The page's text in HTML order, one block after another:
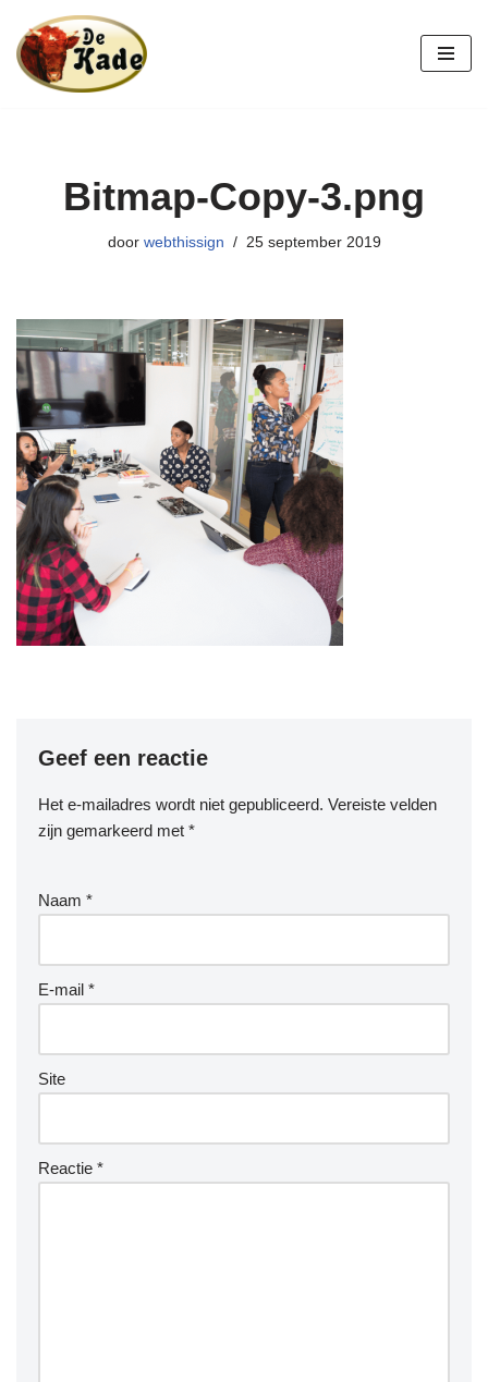
Ga
naar
Bitmap-Copy-3.png
door webthissign 25 september 2019
Geef een reactie
Het e-mailadres wordt niet gepubliceerd. Vereiste velden
zijn gemarkeerd met *
Naam *
E-mail *
Site
Reactie *